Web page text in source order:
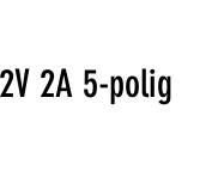
2A 5-polig